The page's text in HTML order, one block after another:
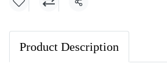
Share
Product Description